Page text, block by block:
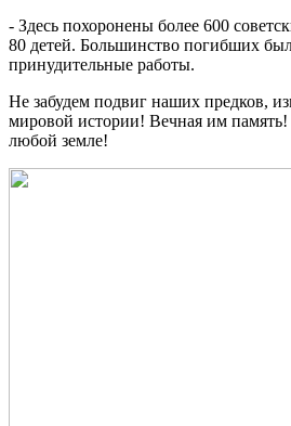
- Здесь похоронены более 600
80 детей. Большинство погибших
принудительные работы.
Не забудем подвиг наших предков,
мировой истории! Вечная им
любой земле!